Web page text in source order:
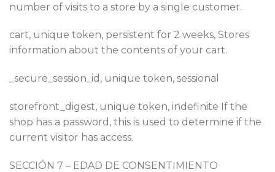
number of visits to a store by a single customer.
cart, unique token, persistent for 2 weeks, Stores
information about the contents of your cart.
_secure_session_id, unique token, sessional
storefront_digest, unique token, indefinite If the
shop has a password, this is used to determine if the
current visitor has access.
SECCIÓN 7 – EDAD DE CONSENTIMIENTO